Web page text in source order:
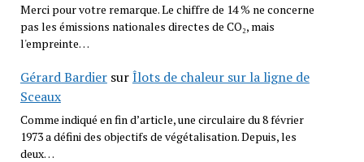
Merci pour votre remarque. Le chiffre de 14 % ne concerne
pas les émissions nationales directes de CO₂, mais
l'empreinte…
Gérard BardiersurÎlots de chaleur sur la ligne de
Sceaux
Comme indiqué en fin d’article, une circulaire du 8 février
1973 a défini des objectifs de végétalisation. Depuis, les
deux…